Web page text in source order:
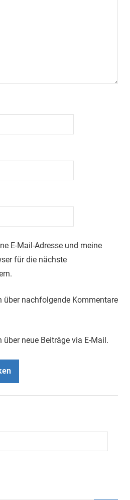
E-Mail-Adresse und meine
für die nächste
über nachfolgende Kommentare
neue Beiträge via E-Mail.